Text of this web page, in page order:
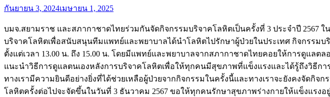
Posted
on
กันยายน 3, 2024เมษายน 1, 2025
บมจ.สยามราช และสภากาชาดไทยร่วมกันจัดกิจกรรมบริจาคโลหิตเป็นครั้งที่ 3 ประจำปี
บริจาคโลหิตเพื่อสนับสนุนทีมแพทย์และพยาบาลได้นำโลหิตไปรักษาผู้ป่วยในประเทศ กิจกรรมบ
ตั้งแต่เวลา 13.00 น. ถึง 15.00 น. โดยมีแพทย์และพยาบาลจากสภากาชาดไทยคอยให้การดูแ
แนะนำวิธีการดูแลตนเองหลังการบริจาคโลหิตเพื่อให้ทุกคนมีสุขภาพที่แข็งแรงและได้รู้ถึงวิธี
ทางเรามีความยินดีอย่างยิ่งที่ได้ช่วยเหลือผู้ป่วยจากกิจกรรมในครั้งนี้และทางเราจะยังคงจัดกิ
โลหิตครั้งต่อไปจะจัดขึ้นในวันที่ 3 ธันวาคม 2567 ขอให้ทุกคนรักษาสุขภาพร่างกายให้แข็งแรง